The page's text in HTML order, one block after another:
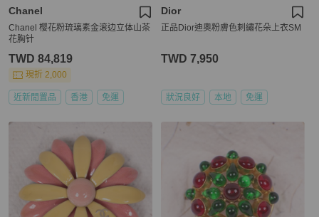
Chanel
Chanel 樱花粉琉璃素金滚边立体山茶
花胸针
TWD 84,819
現折 2,000
近新閒置品 香港 免運
Dior
正品Dior迪奧粉膚色刺繡花朵上衣SM
TWD 7,950
狀況良好 本地 免運